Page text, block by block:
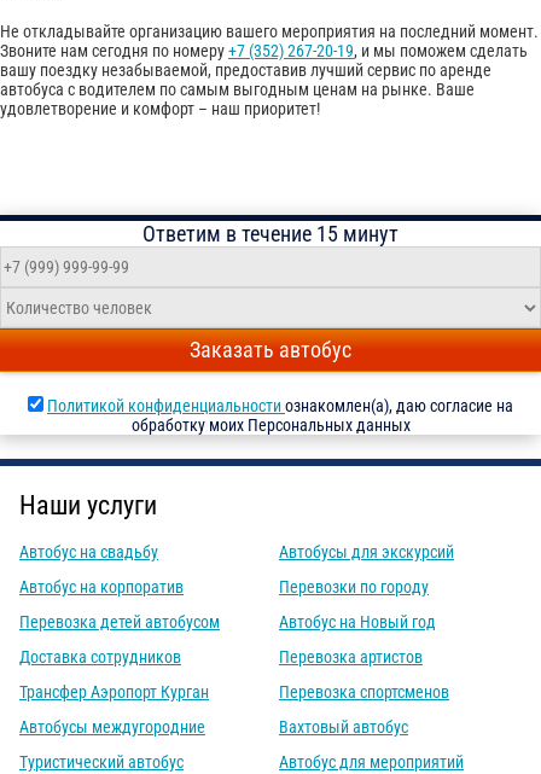
Не откладывайте организацию вашего мероприятия на последний момент.
Звоните нам сегодня по номеру+7 (352) 267-20-19, и мы поможем сделать
вашу поездку незабываемой, предоставив лучший сервис по аренде
автобуса с водителем по самым выгодным ценам на рынке. Ваше
удовлетворение и комфорт – наш приоритет!
Ответим в течение 15 минут
Заказать автобус
Политикой конфиденциальностиознакомлен(а), даю согласие на
обработку моих Персональных данных
Наши услуги
Автобус на свадьбу
Автобус на корпоратив
Перевозка детей автобусом
Доставка сотрудников
Трансфер Аэропорт Курган
Автобусы междугородние
Туристический автобус
Автобусы для экскурсий
Перевозки по городу
Автобус на Новый год
Перевозка артистов
Перевозка спортсменов
Вахтовый автобус
Автобус для мероприятий